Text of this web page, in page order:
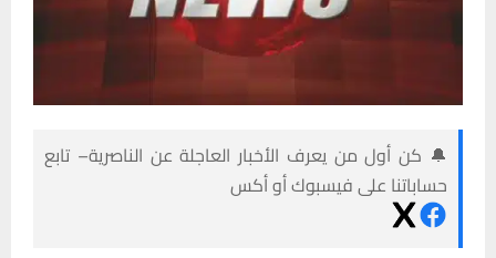
🔔 كن أول من يعرف الأخبار العاجلة عن الناصرية– تابع
حساباتنا على فيسبوك أو أكس